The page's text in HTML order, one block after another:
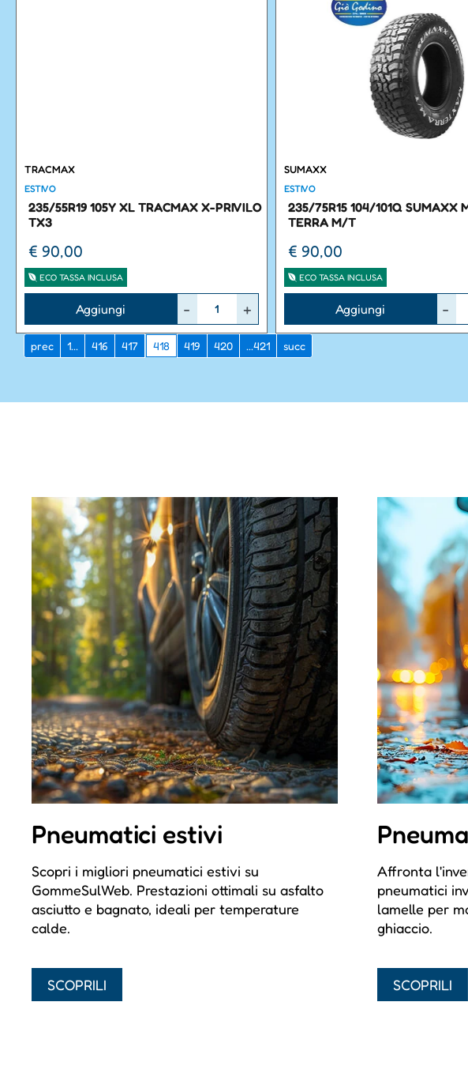
TRACMAX
ESTIVO
235/55R19 105Y XL TRACMAX X-PRIVILO
TX3
€ 90,00
ECO TASSA INCLUSA
Aggiungi
SUMAXX
ESTIVO
235/75R15 104/101Q SUMAXX
TERRA M/T
€ 90,00
ECO TASSA INCLUSA
Aggiungi
prec 1... 416 417 418 419 420 ...421 succ
Pneumatici estivi
Scopri i migliori pneumatici estivi su
GommeSulWeb. Prestazioni ottimali su asfalto
asciutto e bagnato, ideali per temperature
calde.
SCOPRILI
Affronta
pneumatici
lamelle per
ghiaccio.
SCOPRILI